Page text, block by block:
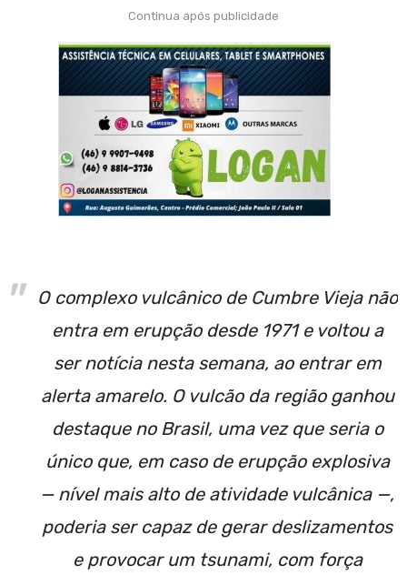
Continua após publicidade
O complexo vulcânico de Cumbre Vieja não
entra em erupção desde 1971 e voltou a
ser notícia nesta semana, ao entrar em
alerta amarelo. O vulcão da região ganhou
destaque no Brasil, uma vez que seria o
único que, em caso de erupção explosiva
— nível mais alto de atividade vulcânica —,
poderia ser capaz de gerar deslizamentos
e provocar um tsunami, com força